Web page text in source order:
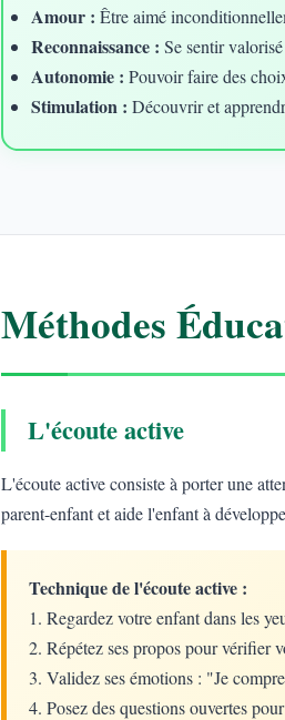
Amour : Être aimé
Reconnaissance : Se sentir
Autonomie : Pouvoir faire des
Stimulation : Découvrir et
Méthodes
L'écoute active
L'écoute active consiste à porter une
parent-enfant et aide l'enfant à
Technique de l'écoute active :
1. Regardez votre enfant dans les
2. Répétez ses propos pour vérifier
3. Validez ses émotions : "Je
4. Posez des questions ouvertes